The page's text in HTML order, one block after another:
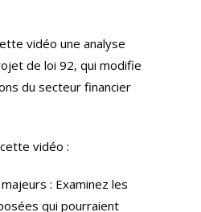
vidéo une analyse
de loi 92, qui modifie
du secteur financier
vidéo :
: Examinez les
qui pourraient